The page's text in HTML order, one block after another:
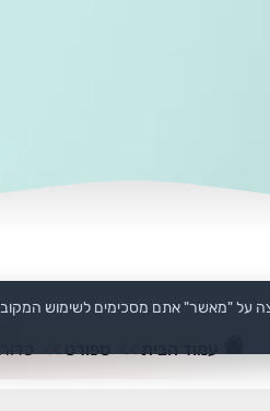
עמוד הבית >> ספורט >>
על "מאשר" אתם מסכימים לשימוש